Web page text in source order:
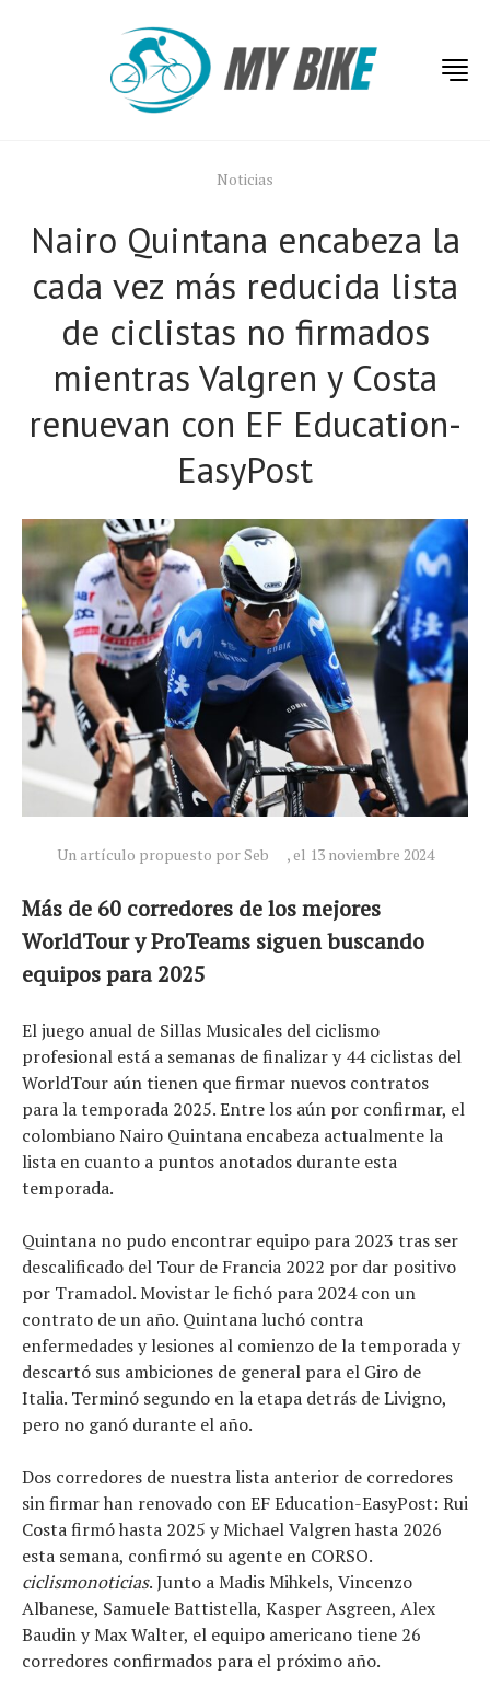
Noticias
Nairo Quintana encabeza la
cada vez más reducida lista
de ciclistas no firmados
mientras Valgren y Costa
renuevan con EF Education-
EasyPost
Un artículo propuesto por Seb , el 13 noviembre 2024
Más de 60 corredores de los mejores
WorldTour y ProTeams siguen buscando
equipos para 2025
El juego anual de Sillas Musicales del ciclismo
profesional está a semanas de finalizar y 44 ciclistas del
WorldTour aún tienen que firmar nuevos contratos
para la temporada 2025. Entre los aún por confirmar, el
colombiano Nairo Quintana encabeza actualmente la
lista en cuanto a puntos anotados durante esta
temporada.
Quintana no pudo encontrar equipo para 2023 tras ser
descalificado del Tour de Francia 2022 por dar positivo
por Tramadol. Movistar le fichó para 2024 con un
contrato de un año. Quintana luchó contra
enfermedades y lesiones al comienzo de la temporada y
descartó sus ambiciones de general para el Giro de
Italia. Terminó segundo en la etapa detrás de Livigno,
pero no ganó durante el año.
Dos corredores de nuestra lista anterior de corredores
sin firmar han renovado con EF Education-EasyPost: Rui
Costa firmó hasta 2025 y Michael Valgren hasta 2026
esta semana, confirmó su agente en CORSO.
ciclismonoticias. Junto a Madis Mihkels, Vincenzo
Albanese, Samuele Battistella, Kasper Asgreen, Alex
Baudin y Max Walter, el equipo americano tiene 26
corredores confirmados para el próximo año.
Noticias
Tecnologías
Consejo
Tendencias
Artículos
El equipo